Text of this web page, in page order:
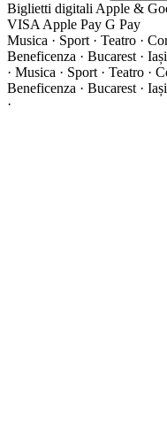
Biglietti digitali Apple &
VISA Apple Pay G Pay
Musica · Sport · Teatro ·
Beneficenza · Bucarest ·
· Musica · Sport · Teatro ·
Beneficenza · Bucarest ·
·